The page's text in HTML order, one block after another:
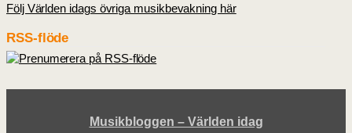
Följ Världen idags övriga musikbevakning här
RSS-flöde
Musikbloggen – Världen idag